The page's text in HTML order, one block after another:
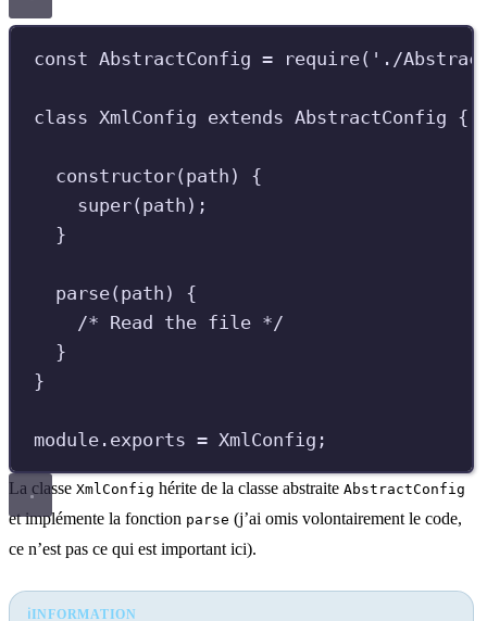
const AbstractConfig = require( ' ./
class XmlConfig extends AbstractConfig {
constructor( path )
{
super( path ) ;
}
parse( path )
{
/* Read the file */
}
}
module . exports = XmlConfig ;
La classe XmlConfig hérite de la classe abstraite AbstractConfig
et implémente la fonction parse (j’ai omis volontairement le code,
ce n’est pas ce qui est important ici).
ℹ️INFORMATION